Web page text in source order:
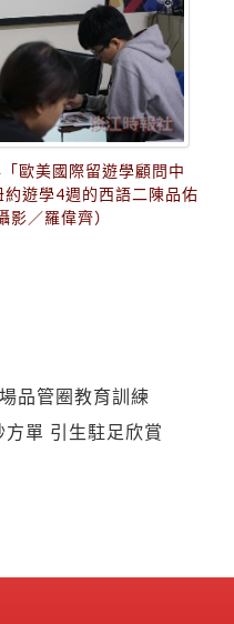
歐美國際留遊學顧問中
遊學4週的西語二陳品佑
／羅偉齊）
品管圈教育訓練
單 引生駐足欣賞